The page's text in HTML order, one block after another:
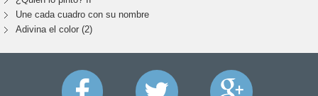
Une cada cuadro con su nombre
Adivina el color (2)